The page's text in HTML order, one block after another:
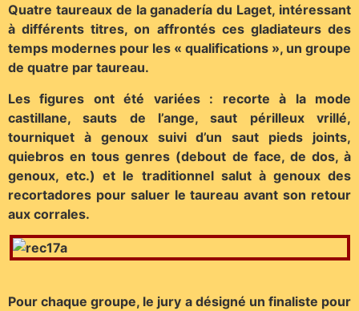
Quatre taureaux de la ganadería du Laget, intéressant
à différents titres, on affrontés ces gladiateurs des
temps modernes pour les « qualifications », un groupe
de quatre par taureau.
Les figures ont été variées : recorte à la mode
castillane, sauts de l’ange, saut périlleux vrillé,
tourniquet à genoux suivi d’un saut pieds joints,
quiebros en tous genres (debout de face, de dos, à
genoux, etc.) et le traditionnel salut à genoux des
recortadores pour saluer le taureau avant son retour
aux corrales.
Pour chaque groupe, le jury a désigné un finaliste pour